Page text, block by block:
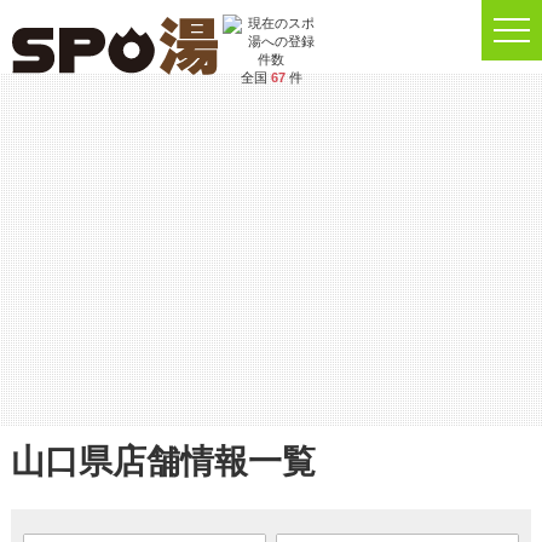
全国67件
山口県店舗情報一覧